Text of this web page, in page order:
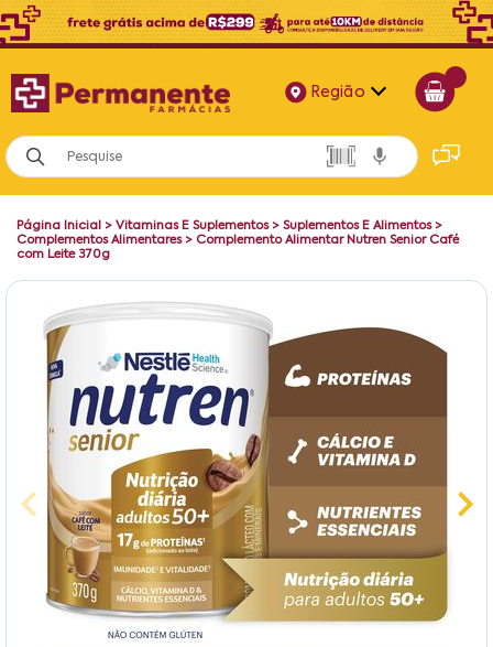
Região
Alagoas
Bahia
Paraíba
Pernambuco
Página Inicial > Vitaminas E Suplementos> Suplementos E Alimentos>
Complementos Alimentares> Complemento Alimentar Nutren Senior Café
com Leite 370g